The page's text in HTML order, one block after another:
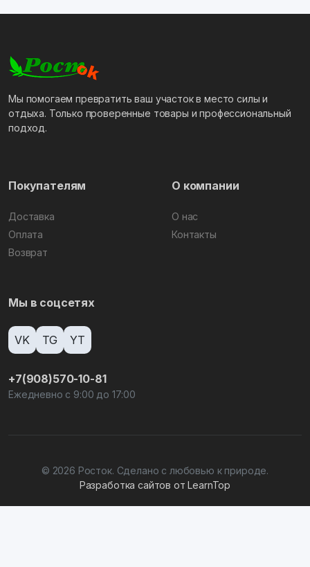
Мы помогаем превратить ваш участок в место силы и
отдыха. Только проверенные товары и профессиональный
подход.
Покупателям
Доставка
Оплата
Возврат
О компании
О нас
Контакты
Мы в соцсетях
VK TG YT
+7(908)570-10-81
Ежедневно с 9:00 до 17:00
© 2026 Росток. Сделано с любовью к природе.
Разработка сайтов от LearnTop